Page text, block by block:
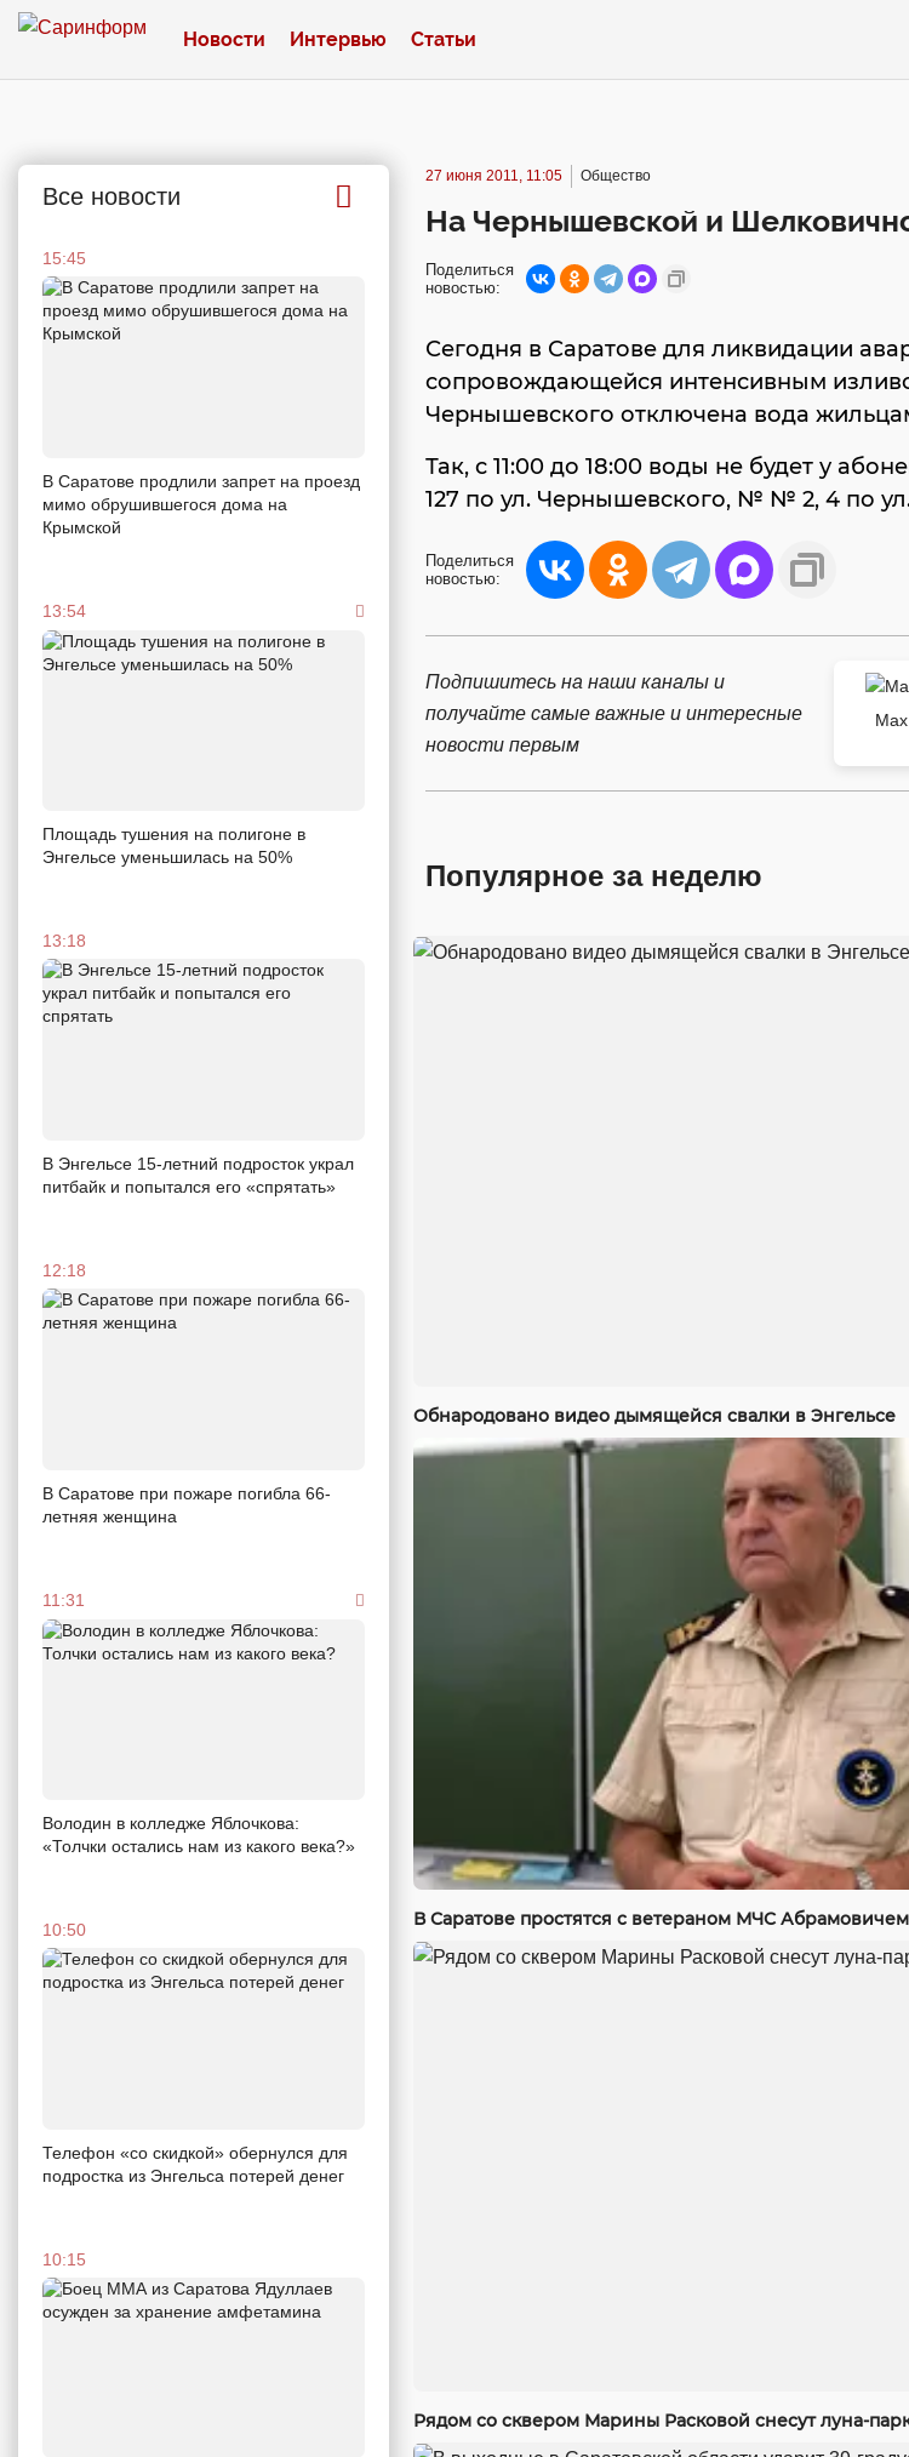
Новости Интервью Статьи
Все новости
15:45
В Саратове продлили запрет на проезд
мимо обрушившегося дома на
Крымской
13:54
Площадь тушения на полигоне в
Энгельсе уменьшилась на 50%
13:18
В Энгельсе 15-летний подросток украл
питбайк и попытался его «спрятать»
12:18
В Саратове при пожаре погибла 66-
летняя женщина
11:31
Володин в колледже Яблочкова:
«Толчки остались нам из какого века?»
10:50
Телефон «со скидкой» обернулся для
подростка из Энгельса потерей денег
10:15
27 июня 2011, 11:05 Общество
На Чернышевской и
Поделиться
новостью:
Сегодня в Саратове для ликвидации
сопровождающейся интенсивным
Чернышевского отключена вода
Так, с 11:00 до 18:00 воды не будет у
127 по ул. Чернышевского, № № 2, 4 по
Поделиться
новостью:
Подпишитесь на наши каналы и
получайте самые важные и интересные
новости первым
Max
Популярное за неделю
Обнародовано видео дымящейся свалки в Энгельсе
В Саратове простятся с ветераном МЧС Абрамовичем
Рядом со сквером Марины Расковой снесут луна-